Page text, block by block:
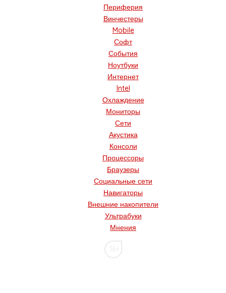
Периферия
Винчестеры
Mobile
Софт
События
Ноутбуки
Интернет
Intel
Охлаждение
Мониторы
Сети
Акустика
Консоли
Процессоры
Браузеры
Социальные сети
Навигаторы
Внешние накопители
Ультрабуки
Мнения